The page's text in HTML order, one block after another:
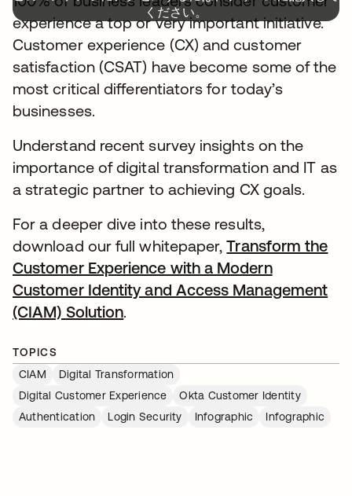
ください。
experience a top or very important initiative.
Customer experience (CX) and customer
satisfaction (CSAT) have become some of the
most critical differentiators for today’s
businesses.
Understand recent survey insights on the
importance of digital transformation and IT as
a strategic partner to achieving CX goals.
For a deeper dive into these results,
download our full whitepaper,Transform the
Customer Experience with a Modern
Customer Identity and Access Management
(CIAM) Solution.
TOPICS
CIAM
Digital Transformation
Digital Customer Experience
Okta Customer Identity
Authentication
Login Security Infographic Infographic